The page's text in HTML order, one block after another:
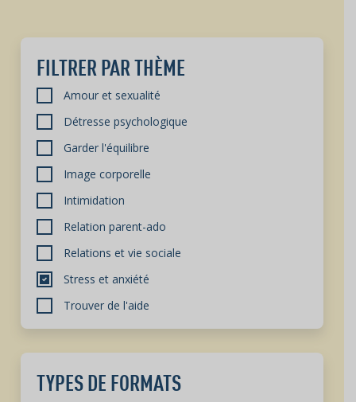
FILTRER PAR THÈME
Amour et sexualité
Détresse psychologique
Garder l'équilibre
Image corporelle
Intimidation
Relation parent-ado
Relations et vie sociale
Stress et anxiété
Trouver de l'aide
TYPES DE FORMATS